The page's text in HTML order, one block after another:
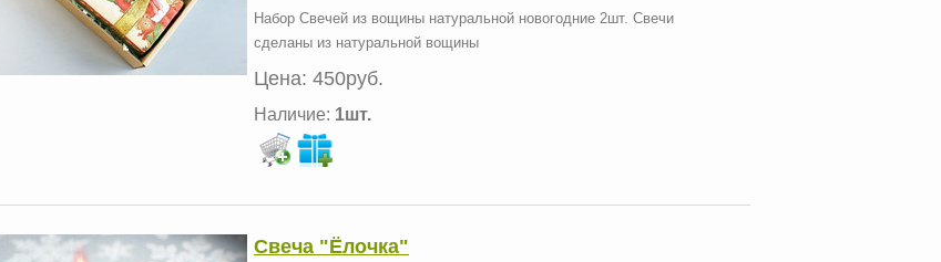
Набор Свечей из вощины натуральной новогодние 2шт. Свечи
сделаны из натуральной вощины
Цена: 450руб.
Наличие: 1шт.
Свеча "Ёлочка"